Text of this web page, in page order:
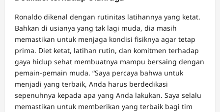
Ronaldo dikenal dengan rutinitas latihannya yang ketat.
Bahkan di usianya yang tak lagi muda, dia masih
memastikan untuk menjaga kondisi fisiknya agar tetap
prima. Diet ketat, latihan rutin, dan komitmen terhadap
gaya hidup sehat membuatnya mampu bersaing dengan
pemain-pemain muda. “Saya percaya bahwa untuk
menjadi yang terbaik, Anda harus berdedikasi
sepenuhnya kepada apa yang Anda lakukan. Saya selalu
memastikan untuk memberikan yang terbaik bagi tim